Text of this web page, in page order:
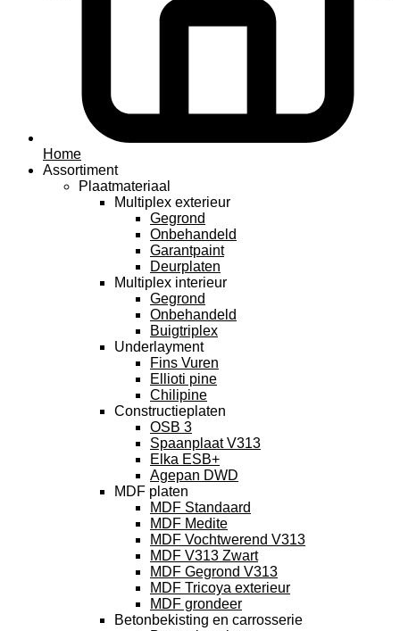
Home
Assortiment
Plaatmateriaal
Multiplex exterieur
Gegrond
Onbehandeld
Garantpaint
Deurplaten
Multiplex interieur
Gegrond
Onbehandeld
Buigtriplex
Underlayment
Fins Vuren
Ellioti pine
Chilipine
Constructieplaten
OSB 3
Spaanplaat V313
Elka ESB+
Agepan DWD
MDF platen
MDF Standaard
MDF Medite
MDF Vochtwerend V313
MDF V313 Zwart
MDF Gegrond V313
MDF Tricoya exterieur
MDF grondeer
Betonbekisting en carrosserie